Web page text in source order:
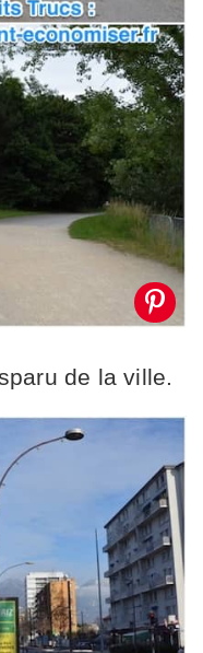
de la ville.